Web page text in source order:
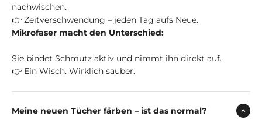
nachwischen.
👉 Zeitverschwendung – jeden Tag aufs Neue.
Mikrofaser macht den Unterschied:
Sie bindet Schmutz aktiv und nimmt ihn direkt auf.
👉 Ein Wisch. Wirklich sauber.
Meine neuen Tücher färben – ist das normal?